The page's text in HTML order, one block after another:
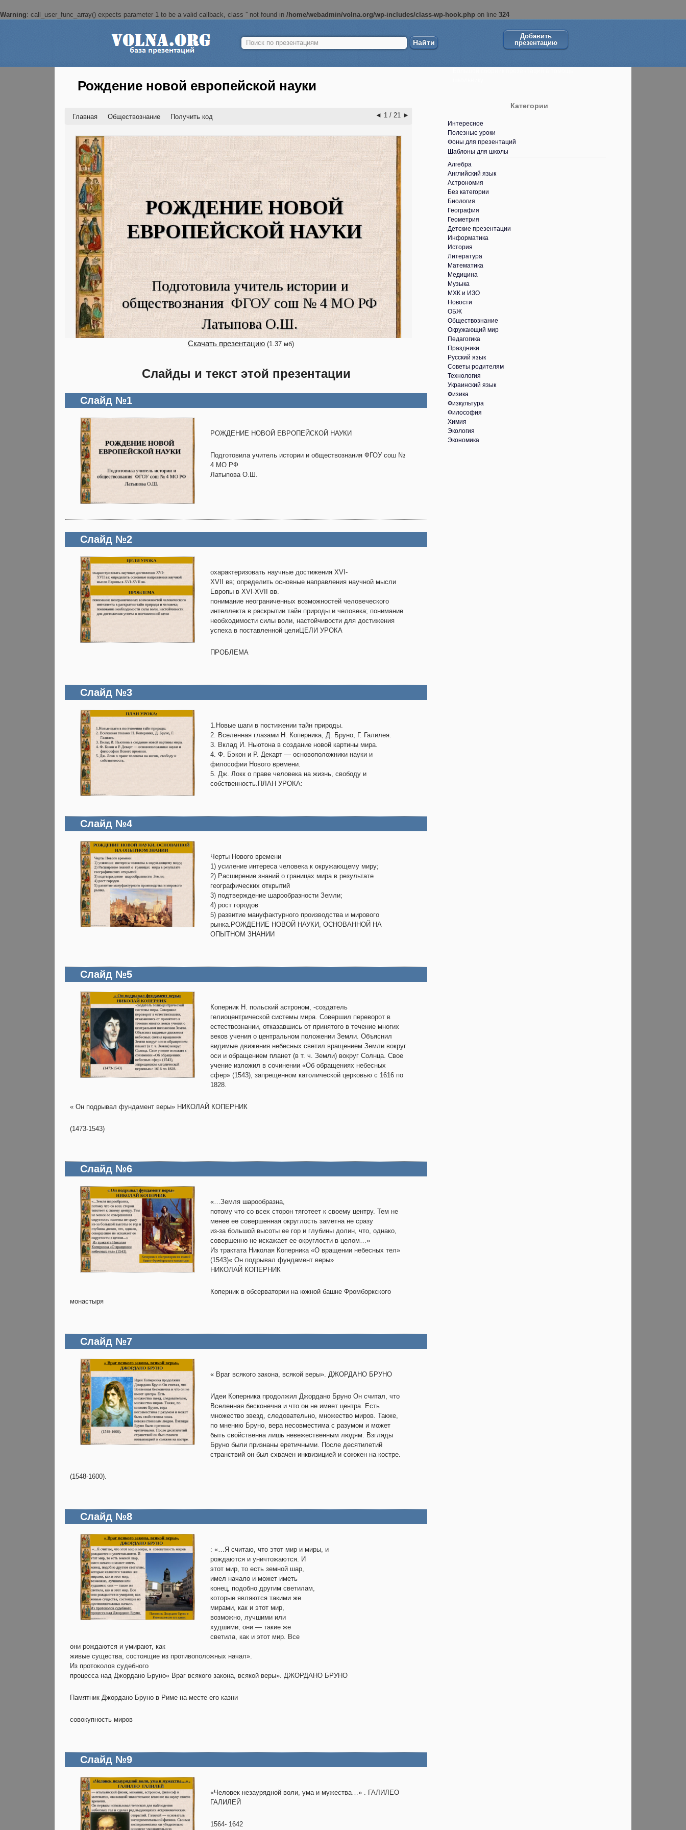
Warning: call_user_func_array() expects parameter 1 to be a valid callback, class '' not found in /home/webadmin/volna.org/wp-includes/class-wp-hook.php on line 324
Найти:
Добавить
презентацию
Рождение новой европейской науки
Главная Обществознание Получить код ◄ 1 / 21 ►
Скачать презентацию (1.37 мб)
Слайды и текст этой презентации
Слайд №1
РОЖДЕНИЕ НОВОЙ ЕВРОПЕЙСКОЙ НАУКИ
Подготовила учитель истории и обществознания ФГОУ сош №
4 МО РФ
Латыпова О.Ш.
Слайд №2
охарактеризовать научные достижения XVI-
XVII вв; определить основные направления научной мысли
Европы в XVI-XVII вв.
понимание неограниченных возможностей человеческого
интеллекта в раскрытии тайн природы и человека; понимание
необходимости силы воли, настойчивости для достижения
успеха в поставленной целиЦЕЛИ УРОКА
ПРОБЛЕМА
Слайд №3
1.Новые шаги в постижении тайн природы.
2. Вселенная глазами Н. Коперника, Д. Бруно, Г. Галилея.
3. Вклад И. Ньютона в создание новой картины мира.
4. Ф. Бэкон и Р. Декарт — основоположники науки и
философии Нового времени.
5. Дж. Локк о праве человека на жизнь, свободу и
собственность.ПЛАН УРОКА:
Слайд №4
Черты Нового времени
1) усиление интереса человека к окружающему миру;
2) Расширение знаний о границах мира в результате
географических открытий
3) подтверждение шарообразности Земли;
4) рост городов
5) развитие мануфактурного производства и мирового
рынка.РОЖДЕНИЕ НОВОЙ НАУКИ, ОСНОВАННОЙ НА
ОПЫТНОМ ЗНАНИИ
Слайд №5
Коперник Н. польский астроном, -создатель
гелиоцентрической системы мира. Совершил переворот в
естествознании, отказавшись от принятого в течение многих
веков учения о центральном положении Земли. Объяснил
видимые движения небесных светил вращением Земли вокруг
оси и обращением планет (в т. ч. Земли) вокруг Солнца. Свое
учение изложил в сочинении «Об обращениях небесных
сфер» (1543), запрещенном католической церковью с 1616 по
1828.
« Он подрывал фундамент веры» НИКОЛАЙ КОПЕРНИК
(1473-1543)
Слайд №6
«…Земля шарообразна,
потому что со всех сторон тяготеет к своему центру. Тем не
менее ее совершенная округлость заметна не сразу
из-за большой высоты ее гор и глубины долин, что, однако,
совершенно не искажает ее округлости в целом…»
Из трактата Николая Коперника «О вращении небесных тел»
(1543)« Он подрывал фундамент веры»
НИКОЛАЙ КОПЕРНИК
Коперник в обсерватории на южной башне Фромборкского
монастыря
Слайд №7
« Враг всякого закона, всякой веры». ДЖОРДАНО БРУНО
Идеи Коперника продолжил Джордано Бруно Он считал, что
Вселенная бесконечна и что он не имеет центра. Есть
множество звезд, следовательно, множество миров. Также,
по мнению Бруно, вера несовместима с разумом и может
быть свойственна лишь невежественным людям. Взгляды
Бруно были признаны еретичными. После десятилетий
странствий он был схвачен инквизицией и сожжен на костре.
(1548-1600).
Слайд №8
: «…Я считаю, что этот мир и миры, и
рождаются и уничтожаются. И
этот мир, то есть земной шар,
имел начало и может иметь
конец, подобно другим светилам,
которые являются такими же
мирами, как и этот мир,
возможно, лучшими или
худшими; они — такие же
светила, как и этот мир. Все
они рождаются и умирают, как
живые существа, состоящие из противоположных начал».
Из протоколов судебного
процесса над Джордано Бруно« Враг всякого закона, всякой веры». ДЖОРДАНО БРУНО
Памятник Джордано Бруно в Риме на месте его казни
совокупность миров
Слайд №9
«Человек незаурядной воли, ума и мужества…» . ГАЛИЛЕО
ГАЛИЛЕЙ
1564- 1642
Категории
Интересное
Полезные уроки
Фоны для презентаций
Шаблоны для школы
Алгебра
Английский язык
Астрономия
Без категории
Биология
География
Геометрия
Детские презентации
Информатика
История
Литература
Математика
Медицина
Музыка
МХК и ИЗО
Новости
ОБЖ
Обществознание
Окружающий мир
Педагогика
Праздники
Русский язык
Советы родителям
Технология
Украинский язык
Физика
Физкультура
Философия
Химия
Экология
Экономика